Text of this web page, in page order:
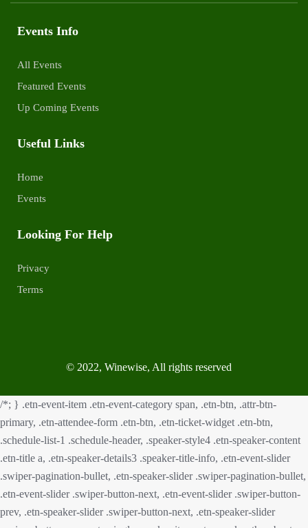
Events Info
All Events
Featured Events
Up Coming Events
Useful Links
Home
Events
Looking For Help
Privacy
Terms
© 2022, Winewise, All rights reserved
/*; } .etn-event-item .etn-event-category span, .etn-btn, .attr-btn-
primary, .etn-attendee-form .etn-btn, .etn-ticket-widget .etn-btn,
.schedule-list-1 .schedule-header, .speaker-style4 .etn-speaker-content
.etn-title a, .etn-speaker-details3 .speaker-title-info, .etn-event-slider
.swiper-pagination-bullet, .etn-speaker-slider .swiper-pagination-bullet,
.etn-event-slider .swiper-button-next, .etn-event-slider .swiper-button-
prev, .etn-speaker-slider .swiper-button-next, .etn-speaker-slider